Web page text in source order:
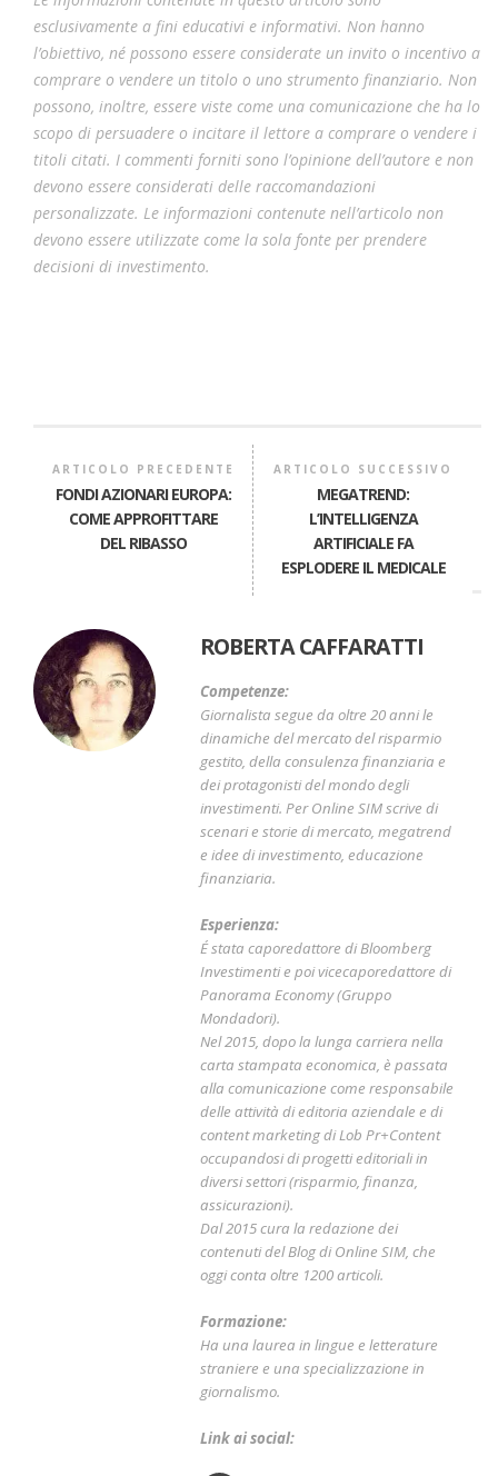
esclusivamente a fini educativi e informativi. Non hanno
l’obiettivo, né possono essere considerate un invito o incentivo a
comprare o vendere un titolo o uno strumento finanziario. Non
possono, inoltre, essere viste come una comunicazione che ha lo
scopo di persuadere o incitare il lettore a comprare o vendere i
titoli citati. I commenti forniti sono l’opinione dell’autore e non
devono essere considerati delle raccomandazioni
personalizzate. Le informazioni contenute nell’articolo non
devono essere utilizzate come la sola fonte per prendere
decisioni di investimento.
ARTICOLO PRECEDENTE
FONDI AZIONARI EUROPA:
COME APPROFITTARE
DEL RIBASSO
ARTICOLO SUCCESSIVO
MEGATREND:
L’INTELLIGENZA
ARTIFICIALE FA
ESPLODERE IL MEDICALE
ROBERTA CAFFARATTI
Competenze:
Giornalista segue da oltre 20 anni le
dinamiche del mercato del risparmio
gestito, della consulenza finanziaria e
dei protagonisti del mondo degli
investimenti. Per Online SIM scrive di
scenari e storie di mercato, megatrend
e idee di investimento, educazione
finanziaria.
Esperienza:
É stata caporedattore di Bloomberg
Investimenti e poi vicecaporedattore di
Panorama Economy (Gruppo
Mondadori).
Nel 2015, dopo la lunga carriera nella
carta stampata economica, è passata
alla comunicazione come responsabile
delle attività di editoria aziendale e di
content marketing di Lob Pr+Content
occupandosi di progetti editoriali in
diversi settori (risparmio, finanza,
assicurazioni).
Dal 2015 cura la redazione dei
contenuti del Blog di Online SIM, che
oggi conta oltre 1200 articoli.
Formazione:
Ha una laurea in lingue e letterature
straniere e una specializzazione in
giornalismo.
Link ai social: